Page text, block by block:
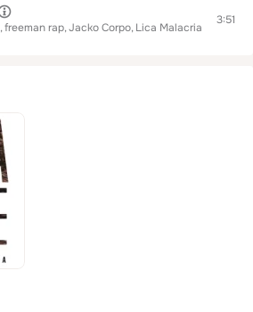
freeman rap Jacko Corpo Lica Malacria
3:51